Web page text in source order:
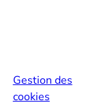
Gestion des
cookies